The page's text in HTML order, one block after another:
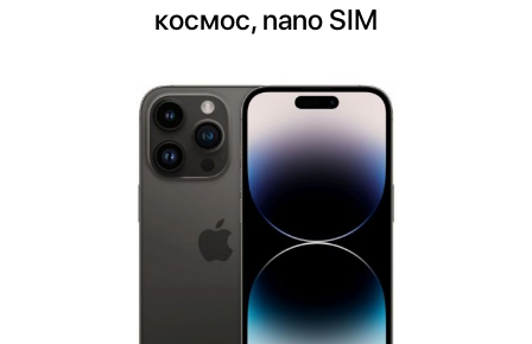
космос, nano SIM